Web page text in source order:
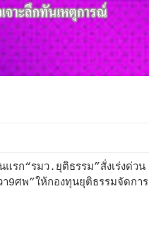
แรก“รมว.ยุติธรรม”สั่งเร่งด่วน
า9ศพ”ให้กองทุนยุติธรรมจัดการ